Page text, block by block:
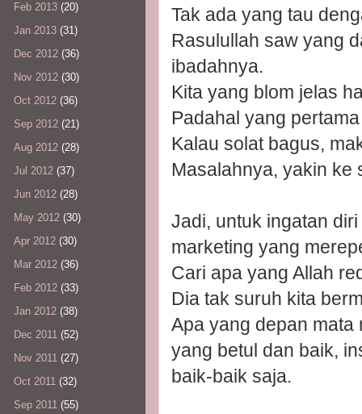
Tak ada yang tau
Rasulullah saw yang
ibadahnya.
Kita yang blom jelas
Padahal yang
Kalau solat bagus,
Masalahnya, yakin ke
Jadi, untuk ingatan
marketing yang
Cari apa yang Allah
Dia tak suruh kita
Apa yang depan
yang betul dan baik,
baik-baik saja.
Feb 2013 (20)
Jan 2013 (31)
Dec 2012 (36)
Nov 2012 (30)
Oct 2012 (36)
Sep 2012 (21)
Aug 2012 (28)
Jul 2012 (37)
Jun 2012 (28)
May 2012 (30)
Apr 2012 (30)
Mar 2012 (36)
Feb 2012 (33)
Jan 2012 (38)
Dec 2011 (52)
Nov 2011 (27)
Oct 2011 (32)
Sep 2011 (55)